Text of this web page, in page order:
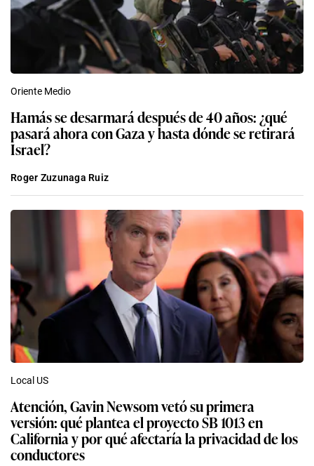
Oriente Medio
Hamás se desarmará después de 40 años: ¿qué
pasará ahora con Gaza y hasta dónde se retirará
Israel?
Roger Zuzunaga Ruiz
Local US
Atención, Gavin Newsom vetó su primera
versión: qué plantea el proyecto SB 1013 en
California y por qué afectaría la privacidad de los
conductores